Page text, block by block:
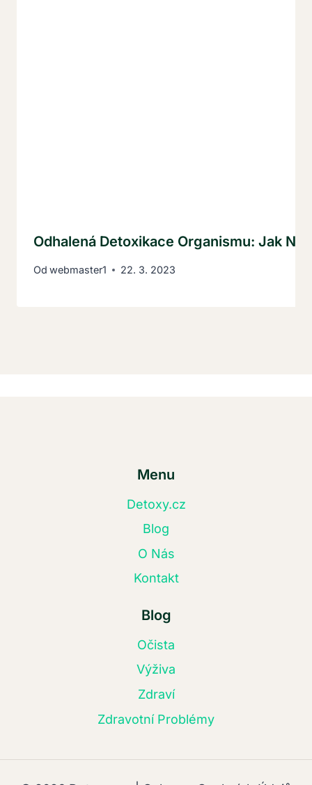
Odhalená Detoxikace Organismu: Jak Na
Od webmaster1 22. 3. 2023
Menu
Detoxy.cz
Blog
O Nás
Kontakt
Blog
Očista
Výživa
Zdraví
Zdravotní Problémy